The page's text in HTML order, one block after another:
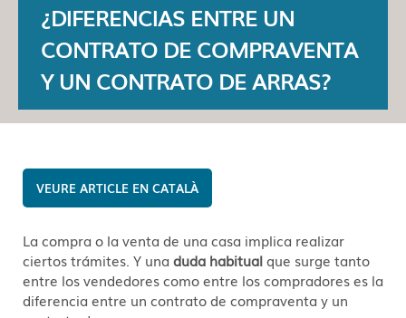
¿DIFERENCIAS ENTRE UN
CONTRATO DE COMPRAVENTA
Y UN CONTRATO DE ARRAS?
CATALÀ
La compra o la venta de una casa implica realizar
ciertos trámites. Y una duda habitualque surge tanto
entre los vendedores como entre los compradores es la
diferencia entre un contrato de compraventa y un